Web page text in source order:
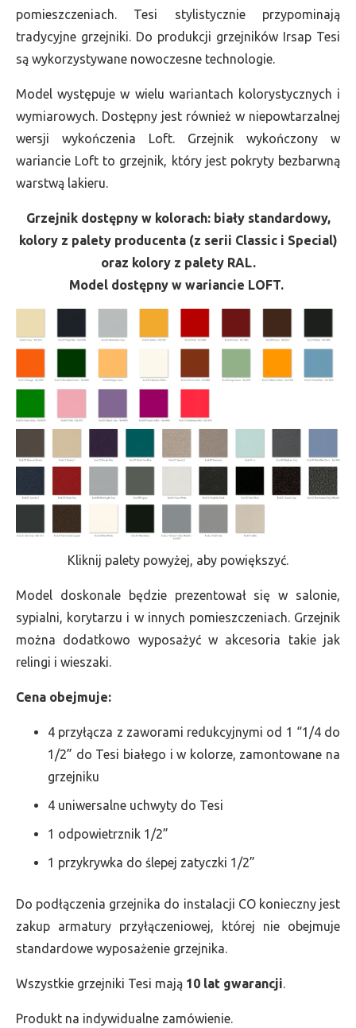
pomieszczeniach. Tesi stylistycznie przypominają
tradycyjne grzejniki. Do produkcji grzejników Irsap Tesi
są wykorzystywane nowoczesne technologie.
Model występuje w wielu wariantach kolorystycznych i
wymiarowych. Dostępny jest również w niepowtarzalnej
wersji wykończenia Loft. Grzejnik wykończony w
wariancie Loft to grzejnik, który jest pokryty bezbarwną
warstwą lakieru.
Grzejnik dostępny w kolorach: biały standardowy,
kolory z palety producenta (z serii Classic i Special)
oraz kolory z palety RAL.
Model dostępny w wariancie LOFT.
Kliknij palety powyżej, aby powiększyć.
Model doskonale będzie prezentował się w salonie,
sypialni, korytarzu i w innych pomieszczeniach. Grzejnik
można dodatkowo wyposażyć w akcesoria takie jak
relingi i wieszaki.
Cena obejmuje:
4 przyłącza z zaworami redukcyjnymi od 1 “1/4 do
1/2” do Tesi białego i w kolorze, zamontowane na
grzejniku
4 uniwersalne uchwyty do Tesi
1 odpowietrznik 1/2”
1 przykrywka do ślepej zatyczki 1/2”
Do podłączenia grzejnika do instalacji CO konieczny jest
zakup armatury przyłączeniowej, której nie obejmuje
standardowe wyposażenie grzejnika.
Wszystkie grzejniki Tesi mają 10 lat gwarancji.
Produkt na indywidualne zamówienie.